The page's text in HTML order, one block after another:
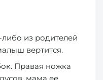
из родителей
вертится.
Правая ножка
мама ее